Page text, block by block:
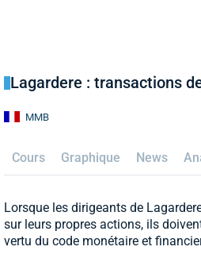
Lagardere : transactions
MMB
Cours Graphique News
Lorsque les dirigeants de
sur leurs propres actions, ils
vertu du code monétaire et